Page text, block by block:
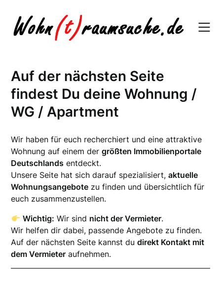
content
Auf der nächsten Seite
findest Du deine Wohnung /
WG / Apartment
Wir haben für euch recherchiert und eine attraktive
Wohnung auf einem dergrößten Immobilienportale
Deutschlands entdeckt.
Unsere Seite hat sich darauf spezialisiert,aktuelle
Wohnungsangebote zu finden und übersichtlich für
euch zusammenzustellen.
Wichtig: Wir sind nicht der Vermieter.
Wir helfen dir dabei, passende Angebote zu finden.
Auf der nächsten Seite kannst dudirekt Kontakt mit
dem Vermieter aufnehmen.